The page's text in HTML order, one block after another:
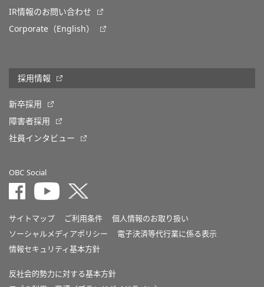
IR情報のお問い合わせ
Corporate（English）
採用情報
新卒採用
障害者採用
社員インタビュー
OBC Social
サイトマップ ご利用条件
個人情報のお取り扱い
ソーシャルメディアポリシー
電子決済等代行業に係る表示
情報セキュリティ基本方針
反社会的勢力に対する基本方針